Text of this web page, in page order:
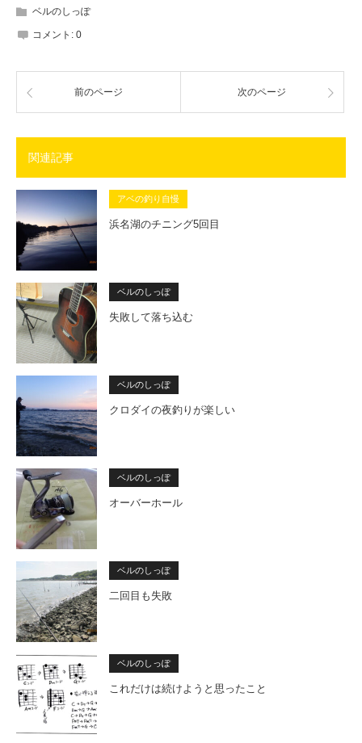
ベルのしっぽ
コメント: 0
前のページ 次のページ
関連記事
アベの釣り自慢
浜名湖のチニング5回目
ベルのしっぽ
失敗して落ち込む
ベルのしっぽ
クロダイの夜釣りが楽しい
ベルのしっぽ
オーバーホール
ベルのしっぽ
二回目も失敗
ベルのしっぽ
これだけは続けようと思ったこと